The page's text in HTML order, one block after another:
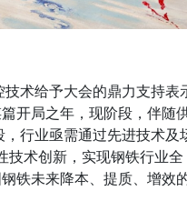
术给予大会的鼎力支持表
开局之年，现阶段，伴随
行业亟需通过先进技术及
技术创新，实现钢铁行业全
铁未来降本、提质、增效